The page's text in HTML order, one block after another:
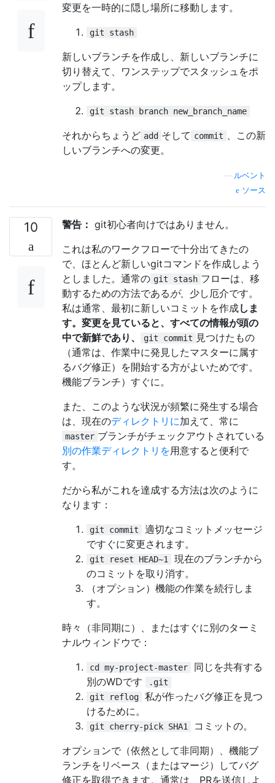
変更を一時的に隠し場所に移動します。
git stash
新しいブランチを作成し、新しいブランチに
切り替えて、ワンステップでスタッシュをポ
ップします。
git stash branch new_branch_name
それからちょうど add そして commit
、この新
しいブランチへの変更。
ルベント
ソース
10 警告： git初心者向けではありません。
これは私のワークフローで十分出てきたの
で、ほとんど新しいgitコマンドを作成しよう
としました。通常の git stash フローは、移
動するための方法である が、 少し厄介です。
私は通常、最初に新しいコミットを作成しま
す。変更を見ていると、すべての情報が頭の
中で新鮮であり、
git commit 見つけたもの
（通常は、作業中に発見したマスターに属す
るバグ修正）を開始する方がよいためです。
機能ブランチ）すぐに。
また、このような状況が頻繁に発生する場合
は、現在のディレクトリに加えて、常に
master ブランチがチェックアウトされている
別の作業ディレクトリを用意すると便利で
す。
だから私がこれを達成する方法は次のように
なります：
git commit
適切なコミットメッセージ
ですぐに変更されます。
git reset HEAD~1
現在のブランチから
のコミットを取り消す。
（オプション）機能の作業を続行しま
す。
時々（非同期に）、またはすぐに別のターミ
ナルウィンドウで：
cd my-project-master
同じを共有する
別のWDです
.git
git reflog
私が作ったバグ修正を見つ
けるために。
git cherry-pick SHA1
コミットの。
オプションで（依然として非同期）、機能ブ
ランチをリベース（またはマージ）してバグ
修正を取得できます。通常は、PRを送信しよ